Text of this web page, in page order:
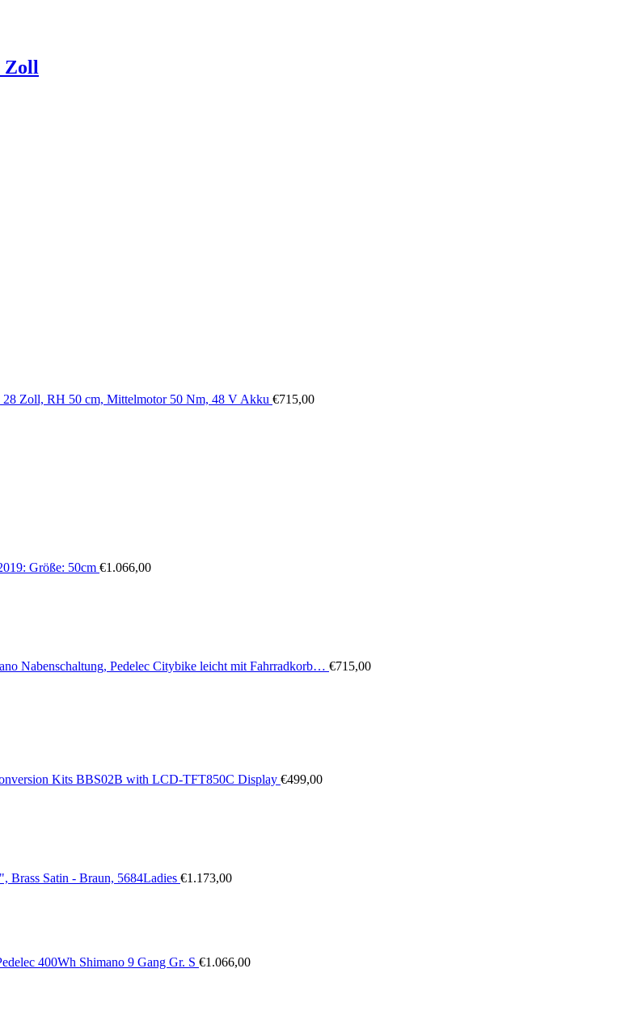
Zoll
Zoll, RH 50 cm, Mittelmotor 50 Nm, 48 V Akku €715,00
Größe: 50cm €1.066,00
Nabenschaltung, Pedelec Citybike leicht mit Fahrradkorb… €715,00
Kits BBS02B with LCD-TFT850C Display €499,00
Satin - Braun, 5684Ladies €1.173,00
400Wh Shimano 9 Gang Gr. S €1.066,00